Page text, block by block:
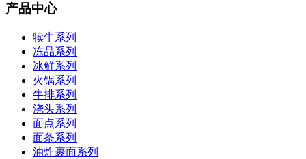
产品中心
犊牛系列
冻品系列
冰鲜系列
火锅系列
牛排系列
浇头系列
面点系列
面条系列
油炸裹面系列